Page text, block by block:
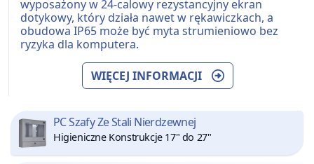
wyposażony w 24-calowy rezystancyjny ekran
dotykowy, który działa nawet w rękawiczkach, a
obudowa IP65 może być myta strumieniowo bez
ryzyka dla komputera.
WIĘCEJ INFORMACJI
PC Szafy Ze Stali Nierdzewnej
Higieniczne Konstrukcje 17" do 27"